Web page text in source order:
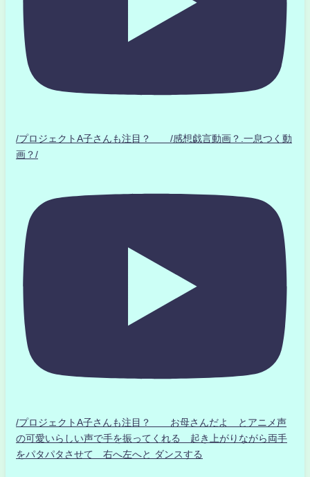
/プロジェクトA子さんも注目？ /感想戯言動画？.一息つく動
画？/
/プロジェクトA子さんも注目？ お母さんだよ とアニメ声
の可愛いらしい声で手を振ってくれる 起き上がりながら両手
をパタパタさせて 右へ左へと ダンスする